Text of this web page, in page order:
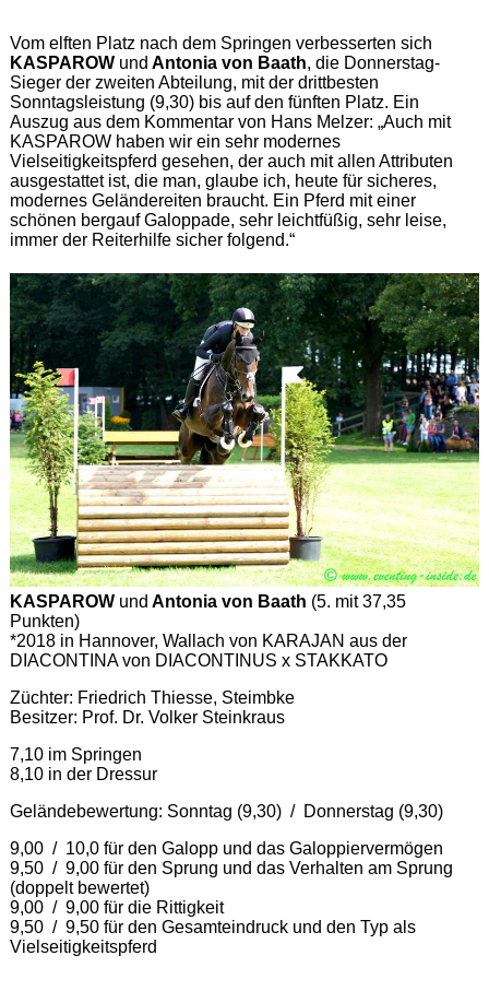
Vom elften Platz nach dem Springen verbesserten sich
KASPAROW und Antonia von Baath, die Donnerstag-
Sieger der zweiten Abteilung, mit der drittbesten
Sonntagsleistung (9,30) bis auf den fünften Platz. Ein
Auszug aus dem Kommentar von Hans Melzer: „Auch mit
KASPAROW haben wir ein sehr modernes
Vielseitigkeitspferd gesehen, der auch mit allen Attributen
ausgestattet ist, die man, glaube ich, heute für sicheres,
modernes Geländereiten braucht. Ein Pferd mit einer
schönen bergauf Galoppade, sehr leichtfüßig, sehr leise,
immer der Reiterhilfe sicher folgend.“
KASPAROW und Antonia von Baath (5. mit 37,35
Punkten)
*2018 in Hannover, Wallach von KARAJAN aus der
DIACONTINA von DIACONTINUS x STAKKATO
Züchter: Friedrich Thiesse, Steimbke
Besitzer: Prof. Dr. Volker Steinkraus
7,10 im Springen
8,10 in der Dressur
Geländebewertung: Sonntag (9,30) / Donnerstag (9,30)
9,00 / 10,0 für den Galopp und das Galoppiervermögen
9,50 / 9,00 für den Sprung und das Verhalten am Sprung
(doppelt bewertet)
9,00 / 9,00 für die Rittigkeit
9,50 / 9,50 für den Gesamteindruck und den Typ als
Vielseitigkeitspferd